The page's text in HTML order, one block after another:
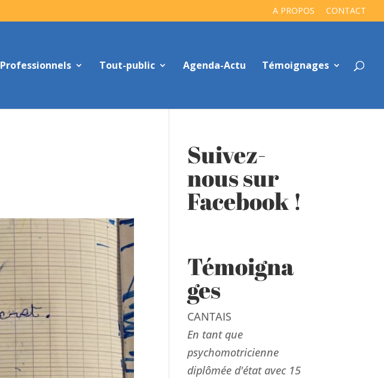
A PROPOS CONTACT
Professionnels Tout-public Agenda-Actu Témoignages
Suivez-
nous sur
Facebook !
Témoigna
ges
CANTAIS
En tant que
psychomotricienne
diplômée d'état avec 15